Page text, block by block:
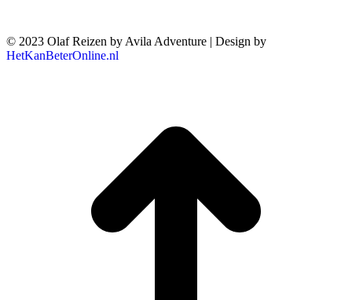
© 2023 Olaf Reizen by Avila Adventure | Design by
HetKanBeterOnline.nl